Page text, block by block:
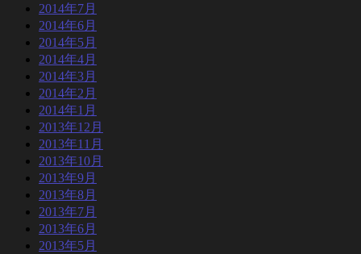
2014年7月
2014年6月
2014年5月
2014年4月
2014年3月
2014年2月
2014年1月
2013年12月
2013年11月
2013年10月
2013年9月
2013年8月
2013年7月
2013年6月
2013年5月